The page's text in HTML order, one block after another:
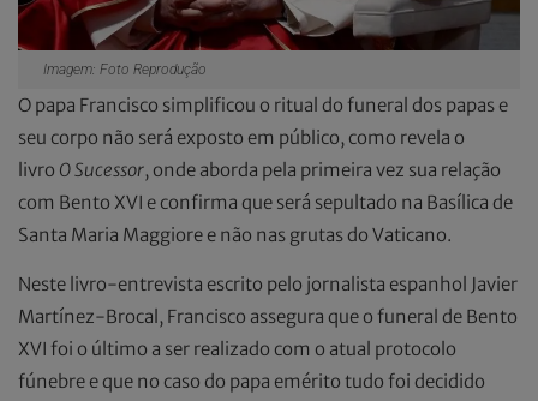
Imagem: Foto Reprodução
O papa Francisco simplificou o ritual do funeral dos papas e
seu corpo não será exposto em público, como revela o
livro O Sucessor, onde aborda pela primeira vez sua relação
com Bento XVI e confirma que será sepultado na Basílica de
Santa Maria Maggiore e não nas grutas do Vaticano.
Neste livro-entrevista escrito pelo jornalista espanhol Javier
Martínez-Brocal, Francisco assegura que o funeral de Bento
XVI foi o último a ser realizado com o atual protocolo
fúnebre e que no caso do papa emérito tudo foi decidido